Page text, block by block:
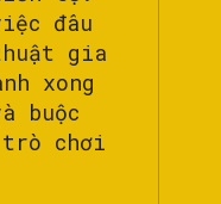
đâu
gia
xong
buộc
chơi